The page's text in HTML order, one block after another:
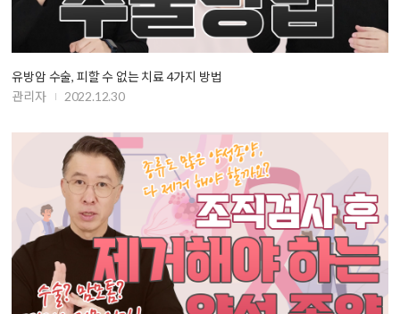
유방암 수술, 피할 수 없는 치료 4가지 방법
관리자
2022.12.30